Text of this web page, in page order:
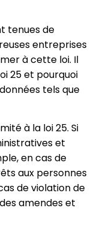
tenues de
entreprises
à cette loi. Il
25 et pourquoi
tels que
à la loi 25. Si
et
en cas de
aux personnes
de violation de
amendes et